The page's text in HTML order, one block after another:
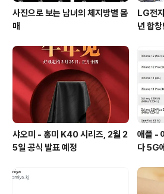
사진으로 보는 남녀의 체지방별 몸
매
LG전
년 합
샤오미 - 홍미 K40 시리즈, 2월 2
5일 공식 발표 예정
애플 -
다 5G